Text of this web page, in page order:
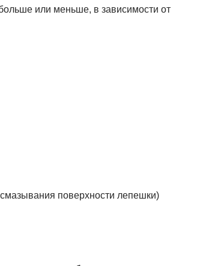
или меньше, в зависимости от
поверхности лепешки)